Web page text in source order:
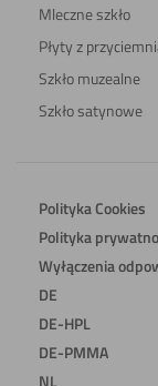
Mleczne szkło
Płyty z
Szkło muzealne
Szkło satynowe
Polityka Cookies
Polityka
Wyłączenia
DE
DE-HPL
DE-PMMA
NL